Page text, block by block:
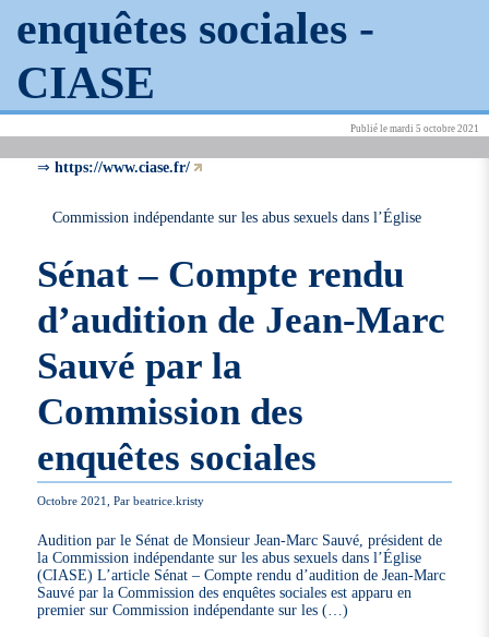
enquêtes sociales -
CIASE
Publié le mardi 5 octobre 2021
⇒https://www.ciase.fr/
Commission indépendante sur les abus sexuels dans l’Église
Sénat – Compte rendu
d’audition de Jean-Marc
Sauvé par la
Commission des
enquêtes sociales
Octobre 2021, Par beatrice.kristy
Audition par le Sénat de Monsieur Jean-Marc Sauvé, président de
la Commission indépendante sur les abus sexuels dans l’Église
(CIASE) L’article Sénat – Compte rendu d’audition de Jean-Marc
Sauvé par la Commission des enquêtes sociales est apparu en
premier sur Commission indépendante sur les (…)